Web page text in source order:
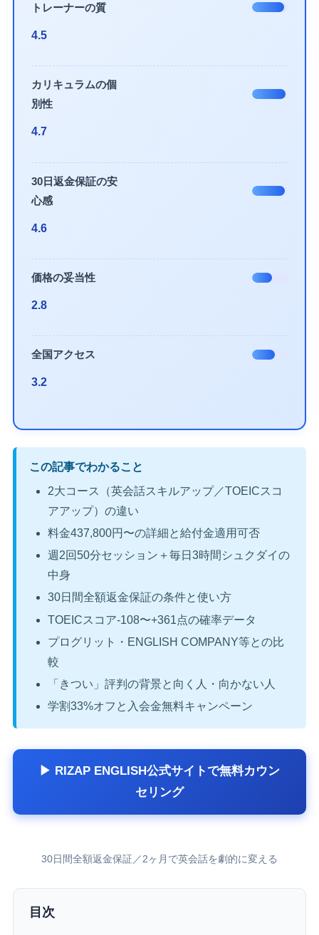
トレーナーの質
4.5
カリキュラムの個
別性
4.7
30日返金保証の安
心感
4.6
価格の妥当性
2.8
全国アクセス
3.2
この記事でわかること
2大コース（英会話スキルアップ／TOEICスコ
アアップ）の違い
料金437,800円〜の詳細と給付金適用可否
週2回50分セッション＋毎日3時間シュクダイの
中身
30日間全額返金保証の条件と使い方
TOEICスコア-108〜+361点の確率データ
プログリット・ENGLISH COMPANY等との比
較
「きつい」評判の背景と向く人・向かない人
学割33%オフと入会金無料キャンペーン
▶ RIZAP ENGLISH公式サイトで無料カウン
セリング
30日間全額返金保証／2ヶ月で英会話を劇的に変える
目次